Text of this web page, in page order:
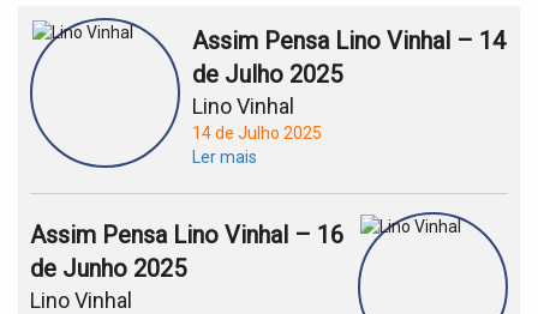
Assim Pensa Lino Vinhal – 14
de Julho 2025
Lino Vinhal
14 de Julho 2025
Ler mais
Assim Pensa Lino Vinhal – 16
de Junho 2025
Lino Vinhal